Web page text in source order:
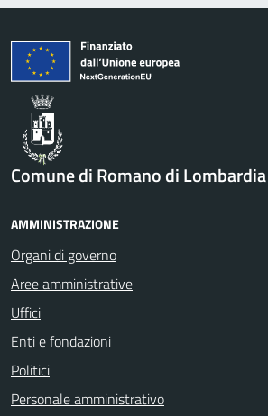
Comune di Romano di Lombardia
AMMINISTRAZIONE
Organi di governo
Aree amministrative
Uffici
Enti e fondazioni
Politici
Personale amministrativo